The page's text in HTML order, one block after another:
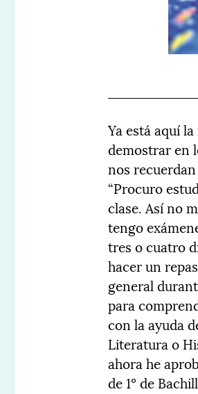
Ya está aquí
demostrar en
nos
“Procuro
clase. Así no
tengo
tres o cuatro
hacer un
general
para
con la ayuda
Literatura o
ahora he
de 1º de